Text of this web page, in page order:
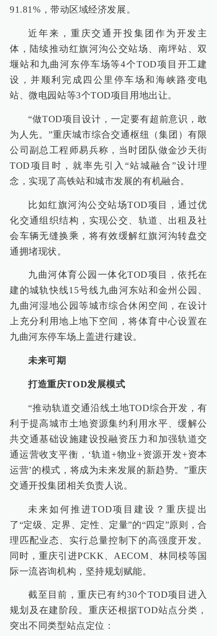
91.81%，带动区域经济发展。
近年来，重庆交通开投集团作为开发主
体，陆续推动红旗河沟公交站场、南坪站、双
堰站和九曲河东停车场等4个TOD项目开工建
设，并顺利完成四公里停车场和海峡路变电
站、微电园站等3个TOD项目用地出让。
“做TOD项目设计，一定要有超前意识，敢
为人先。”重庆城市综合交通枢纽（集团）有限
公司副总工程师易兵称，当时团队做金沙天街
TOD项目时，就率先引入“站城融合”设计理
念，实现了高铁站和城市发展的有机融合。
比如红旗河沟公交站场TOD项目，通过优
化交通组织结构，实现公交、轨道、出租及社
会车辆无缝换乘，将有效缓解红旗河沟转盘交
通拥堵现状。
九曲河体育公园一体化TOD项目，依托在
建的城轨快线15号线九曲河东站和金州公园、
九曲河湿地公园等城市综合休闲空间，在设计
上充分利用地上地下空间，将体育中心设置在
九曲河东停车场上盖进行建设。
未来可期
打造重庆TOD发展模式
“推动轨道交通沿线土地TOD综合开发，有
利于提高城市土地资源集约利用水平、缓解公
共交通基础设施建设投融资压力和加强轨道交
通运营收支平衡，‘轨道+物业+资源开发+资本
运营’的模式，将成为未来发展的新趋势。”重庆
交通开投集团相关负责人说。
未来如何推进TOD项目建设？重庆提出
了“定级、定界、定性、定量”的“四定”原则，合
理匹配业态、实行总量控制下的高强度开发。
同时，重庆引进PCKK、AECOM、林同棪等国
际一流咨询机构，坚持规划赋能。
截至目前，重庆已有约30个TOD项目进入
规划及在建阶段。重庆还根据TOD站点分类，
突出不同类型站点定位：